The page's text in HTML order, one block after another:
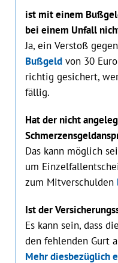
ist mit einem
bei einem Unfall
Ja, ein Verstoß
Bußgeldvon 30
richtig gesichert,
fällig.
Hat der nicht
Das kann möglich
um
zum Mitverschulden
Ist der
Es kann sein, dass
den fehlenden Gurt
Mehr diesbezüglich